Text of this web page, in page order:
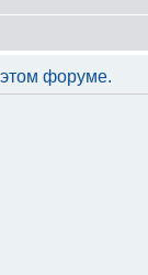
форуме.